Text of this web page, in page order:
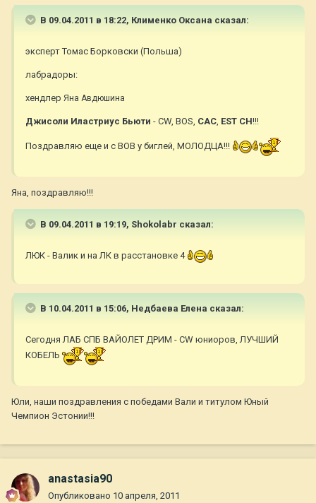
В 09.04.2011 в 18:22, Клименко Оксана сказал:
эксперт Томас Борковски (Польша)
лабрадоры:
хендлер Яна Авдюшина
Джисоли Иластриус Бьюти - CW, BOS, CAC, EST CH!!!
Поздравляю еще и с ВОВ у биглей, МОЛОДЦА!!!
Яна, поздравляю!!!
В 09.04.2011 в 19:19, Shokolabr сказал:
ЛЮК - Валик и на ЛК в расстановке 4
В 10.04.2011 в 15:06, Недбаева Елена сказал:
Сегодня ЛАБ СПБ ВАЙОЛЕТ ДРИМ - CW юниоров, ЛУЧШИЙ
КОБЕЛЬ
Юли, наши поздравления с победами Вали и титулом Юный
Чемпион Эстонии!!!
anastasia90
Опубликовано 10 апреля, 2011